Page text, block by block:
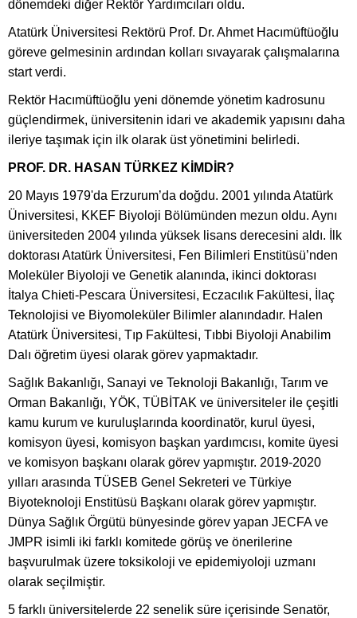
dönemdeki diğer Rektör Yardımcıları oldu.
Atatürk Üniversitesi Rektörü Prof. Dr. Ahmet Hacımüftüoğlu
göreve gelmesinin ardından kolları sıvayarak çalışmalarına
start verdi.
Rektör Hacımüftüoğlu yeni dönemde yönetim kadrosunu
güçlendirmek, üniversitenin idari ve akademik yapısını daha
ileriye taşımak için ilk olarak üst yönetimini belirledi.
PROF. DR. HASAN TÜRKEZ KİMDİR?
20 Mayıs 1979'da Erzurum’da doğdu. 2001 yılında Atatürk
Üniversitesi, KKEF Biyoloji Bölümünden mezun oldu. Aynı
üniversiteden 2004 yılında yüksek lisans derecesini aldı. İlk
doktorası Atatürk Üniversitesi, Fen Bilimleri Enstitüsü’nden
Moleküler Biyoloji ve Genetik alanında, ikinci doktorası
İtalya Chieti-Pescara Üniversitesi, Eczacılık Fakültesi, İlaç
Teknolojisi ve Biyomoleküler Bilimler alanındadır. Halen
Atatürk Üniversitesi, Tıp Fakültesi, Tıbbi Biyoloji Anabilim
Dalı öğretim üyesi olarak görev yapmaktadır.
Sağlık Bakanlığı, Sanayi ve Teknoloji Bakanlığı, Tarım ve
Orman Bakanlığı, YÖK, TÜBİTAK ve üniversiteler ile çeşitli
kamu kurum ve kuruluşlarında koordinatör, kurul üyesi,
komisyon üyesi, komisyon başkan yardımcısı, komite üyesi
ve komisyon başkanı olarak görev yapmıştır. 2019-2020
yılları arasında TÜSEB Genel Sekreteri ve Türkiye
Biyoteknoloji Enstitüsü Başkanı olarak görev yapmıştır.
Dünya Sağlık Örgütü bünyesinde görev yapan JECFA ve
JMPR isimli iki farklı komitede görüş ve önerilerine
başvurulmak üzere toksikoloji ve epidemiyoloji uzmanı
olarak seçilmiştir.
5 farklı üniversitelerde 22 senelik süre içerisinde Senatör,